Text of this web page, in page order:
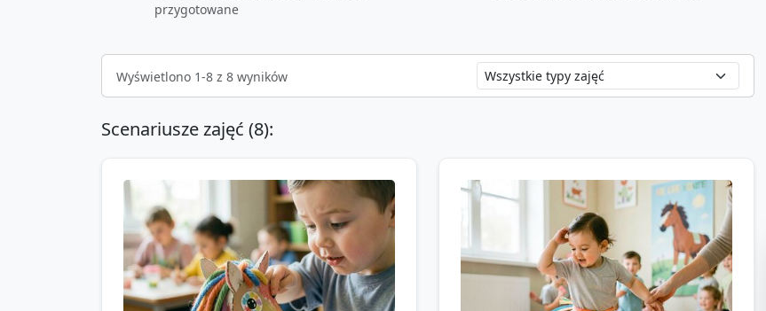
przygotowane
Wyświetlono 1-8 z 8 wyników
Scenariusze zajęć (8):